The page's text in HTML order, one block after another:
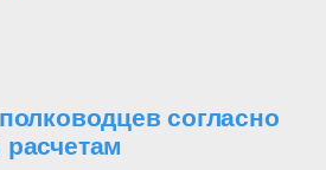
согласно